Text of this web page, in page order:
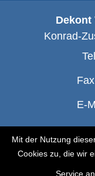
Mit der Nutzung
Cookies zu, die wir
Service
Dekont
Konrad-
E-
©